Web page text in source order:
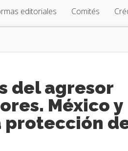
editoriales Comités
del agresor
México y
protección